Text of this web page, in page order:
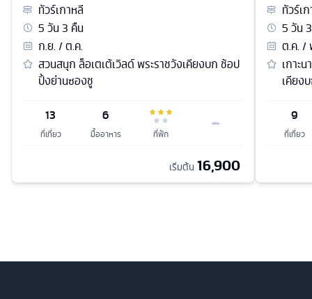
ทัวร์เกาหลี
5วัน3 คืน
ก.ย. / ต.ค.
สวนสนุก ล็อเตเต้เวิลด์ พระราชวังเคียงบก ช้อป
ปิ้งย่านซองชู
13
ที่เที่ยว
6
มื้ออาหาร ที่พัก
เริ่มต้น 16,900
ทัวร์เ
5วัน3
ต.ค. /
เกาะ
เคียง
9
ที่เที่ยว